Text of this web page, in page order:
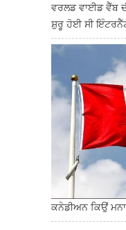
ਵਰਲਡ ਵਾਈਡ ਵੈੱਬ
ਸ਼ੁਰੂ ਹੋਈ ਸੀ
ਕਨੇਡੀਅਨ ਕਿਉਂ